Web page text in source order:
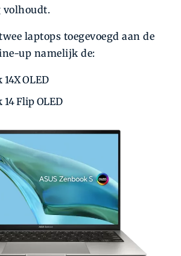
volhoudt.
laptops toegevoegd aan de
up namelijk de:
14X OLED
14 Flip OLED